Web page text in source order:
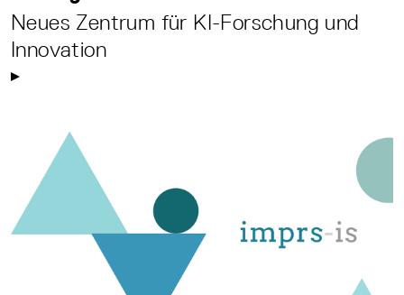
Neues Zentrum für KI-Forschung und
Innovation